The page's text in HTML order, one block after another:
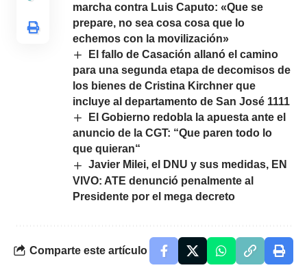
marcha contra Luis Caputo: «Que se
prepare, no sea cosa cosa que lo
echemos con la movilización»
El fallo de Casación allanó el camino
para una segunda etapa de decomisos de
los bienes de Cristina Kirchner que
incluye al departamento de San José 1111
El Gobierno redobla la apuesta ante el
anuncio de la CGT: “Que paren todo lo
que quieran“
Javier Milei, el DNU y sus medidas, EN
VIVO: ATE denunció penalmente al
Presidente por el mega decreto
Comparte este artículo